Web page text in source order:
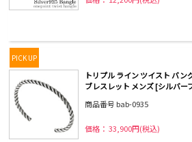
PICK UP
トリプル ライン ツイスト バン
ブレスレット メンズ [シルバー
商品番号 bab-0935
価格： 33,900円(税込)